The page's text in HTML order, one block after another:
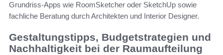
Grundriss-Apps wie RoomSketcher oder SketchUp sowie
fachliche Beratung durch Architekten und Interior Designer.
Gestaltungstipps, Budgetstrategien und
Nachhaltigkeit bei der Raumaufteilung